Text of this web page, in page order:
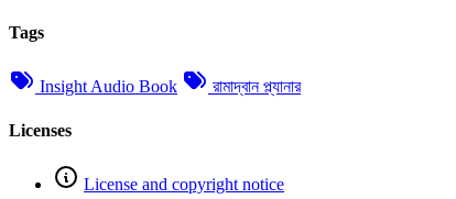
Tags
Insight Audio Book রামাদ্বান প্ল্যানার
Licenses
License and copyright notice